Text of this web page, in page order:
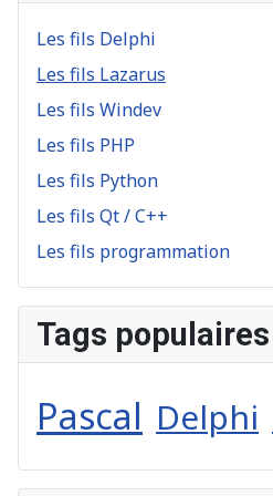
Les fils Delphi
Les fils Lazarus
Les fils Windev
Les fils PHP
Les fils Python
Les fils Qt / C++
Les fils programmation
Tags populaires
Pascal Delphi